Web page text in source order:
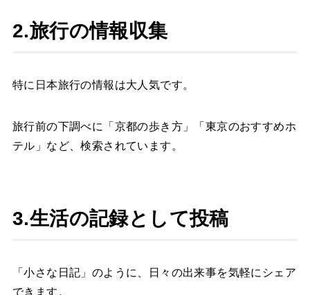
2.旅行の情報収集
特に日本旅行の情報は大人気です。
旅行前の下調べに「京都の歩き方」「東京のおすすめホ
テル」など、検索されています。
3.生活の記録として投稿
「小さな日記」のように、日々の出来事を気軽にシェア
できます。